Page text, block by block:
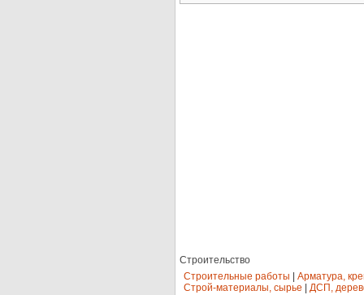
Строительство
Строительные работы
Арматура,
Строй-материалы, сырье
ДСП,